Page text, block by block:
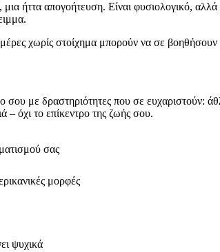
ήττα απογοήτευση. Είναι φυσιολογικό,
χωρίς στοίχημα μπορούν να σε
με δραστηριότητες που σε ευχαριστούν:
– όχι το επίκεντρο της ζωής σου.
σας
μορφές
ψυχικά